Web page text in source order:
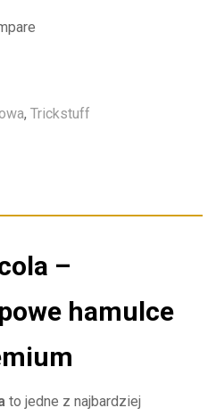
, Trickstuff
–
hamulce
to jedne z najbardziej